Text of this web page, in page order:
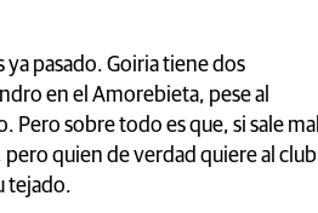
ya pasado. Goiria tiene dos
en el Amorebieta, pese al
sobre todo es que, si sale mal
pero quien de verdad quiere al club
tejado.